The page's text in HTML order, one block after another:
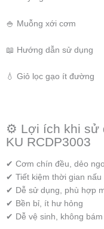
🍚 Muỗng xới cơm
📖 Hướng dẫn sử dụng
💧 Giỏ lọc gạo ít đường
⚙️ Lợi ích khi sử
KU RCDP3003
✔ Cơm chín đều, dẻo
✔ Tiết kiệm thời gian nấu
✔ Dễ sử dụng, phù hợp
✔ Bền bỉ, ít hư hỏng
✔ Dễ vệ sinh, không bám